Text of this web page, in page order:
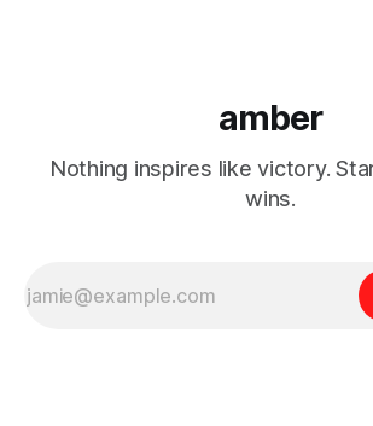
实对方会更愿意跟我们相处，有时候也会主
赖。 第三个阶段是敢于先付出，但也需要观察对方的反馈，
（AI 给我的能量公式） 接受不是
amber
Nothing inspires like victory.
wins.